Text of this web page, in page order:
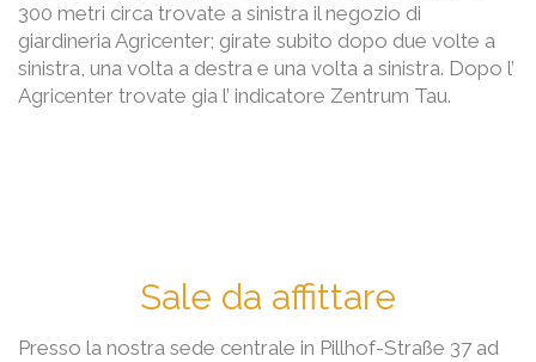
300 metri circa trovate a sinistra il negozio di
giardineria Agricenter; girate subito dopo due volte a
sinistra, una volta a destra e una volta a sinistra. Dopo l’
Agricenter trovate gia l’ indicatore Zentrum Tau.
Sale da affittare
Presso la nostra sede centrale in Pillhof-Straße 37 ad